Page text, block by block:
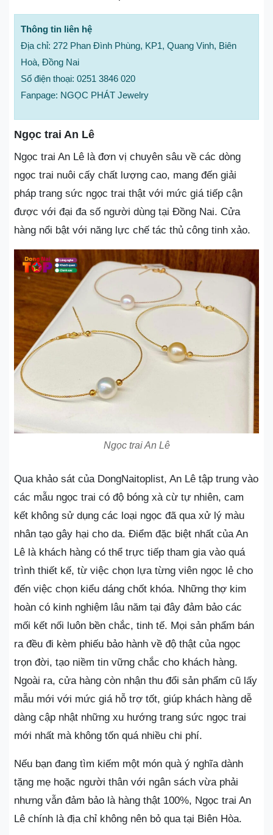
Thông tin liên hệ
Địa chỉ: 272 Phan Đình Phùng, KP1, Quang Vinh, Biên
Hoà, Đồng Nai
Số điện thoại: 0251 3846 020
Fanpage: NGỌC PHÁT Jewelry
Ngọc trai An Lê
Ngọc trai An Lê là đơn vị chuyên sâu về các dòng
ngọc trai nuôi cấy chất lượng cao, mang đến giải
pháp trang sức ngọc trai thật với mức giá tiếp cận
được với đại đa số người dùng tại Đồng Nai. Cửa
hàng nổi bật với năng lực chế tác thủ công tinh xảo.
Ngọc trai An Lê
Qua khảo sát của DongNaitoplist, An Lê tập trung vào
các mẫu ngọc trai có độ bóng xà cừ tự nhiên, cam
kết không sử dụng các loại ngọc đã qua xử lý màu
nhân tạo gây hại cho da. Điểm đặc biệt nhất của An
Lê là khách hàng có thể trực tiếp tham gia vào quá
trình thiết kế, từ việc chọn lựa từng viên ngọc lẻ cho
đến việc chọn kiểu dáng chốt khóa. Những thợ kim
hoàn có kinh nghiệm lâu năm tại đây đảm bảo các
mối kết nối luôn bền chắc, tinh tế. Mọi sản phẩm bán
ra đều đi kèm phiếu bảo hành về độ thật của ngọc
trọn đời, tạo niềm tin vững chắc cho khách hàng.
Ngoài ra, cửa hàng còn nhận thu đổi sản phẩm cũ lấy
mẫu mới với mức giá hỗ trợ tốt, giúp khách hàng dễ
dàng cập nhật những xu hướng trang sức ngọc trai
mới nhất mà không tốn quá nhiều chi phí.
Nếu bạn đang tìm kiếm một món quà ý nghĩa dành
tặng mẹ hoặc người thân với ngân sách vừa phải
nhưng vẫn đảm bảo là hàng thật 100%, Ngọc trai An
Lê chính là địa chỉ không nên bỏ qua tại Biên Hòa.